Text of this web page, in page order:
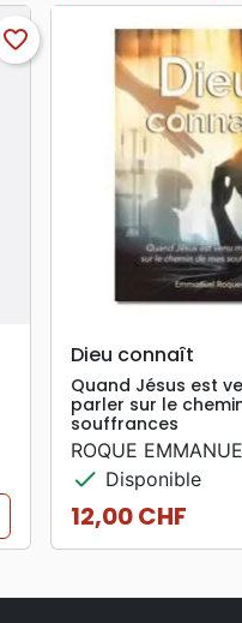
favorite_border
search APERÇU
Dieu connaît
Quand Jésus est
parler sur le
souffrances
ROQUE
check Disponible
Prix
12,00 CHF